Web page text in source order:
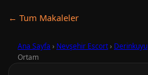
← Tum Makaleler
Ana Sayfa › Nevşehir Escort› Derinkuyu
Ortam